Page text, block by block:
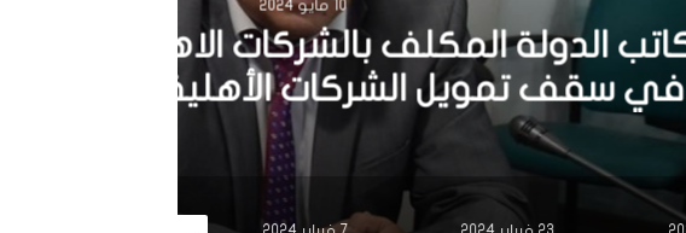
الاهلية: قريبا الترفيع
إلى مليون دينار